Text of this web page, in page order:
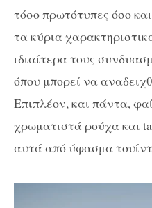
τόσο πρωτότυπες όσο
τα κύρια
ιδιαίτερα τους
όπου μπορεί να
Επιπλέον, και πάντα,
χρωματιστά ρούχα και
αυτά από ύφασμα